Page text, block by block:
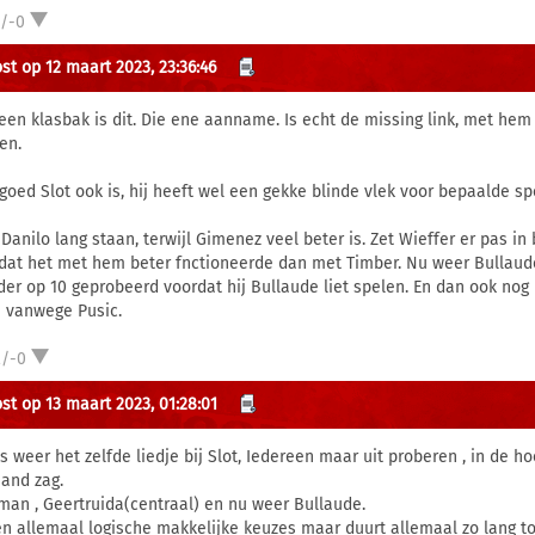
0
op 12 maart 2023, 23:36:46
klasbak is dit. Die ene aanname. Is echt de missing link, met
Slot ook is, hij heeft wel een gekke blinde vlek voor bepaalde
lang staan, terwijl Gimenez veel beter is. Zet Wieffer er pas
het met hem beter fnctioneerde dan met Timber. Nu weer
op 10 geprobeerd voordat hij Bullaude liet spelen. En dan ook
vanwege Pusic.
0
op 13 maart 2023, 01:28:01
weer het zelfde liedje bij Slot, Iedereen maar uit proberen , in de
zag.
, Geertruida(centraal) en nu weer Bullaude.
allemaal logische makkelijke keuzes maar duurt allemaal zo lang